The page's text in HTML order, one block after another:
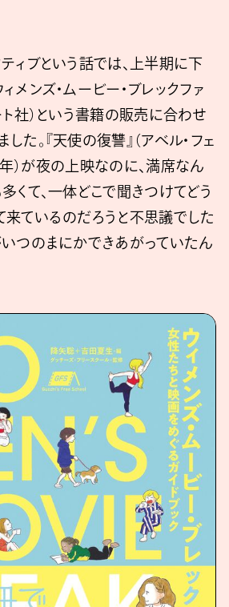
ィブという話では、上半期に下
メンズ・ムービー・ブレックファ
ト社）という書籍の販売に合わせ
た。『天使の復讐』（アベル・フェ
）が夜の上映なのに、満席なん
くて、一体どこで聞きつけてどう
来ているのだろうと不思議でした
いつのまにかできあがっていたん